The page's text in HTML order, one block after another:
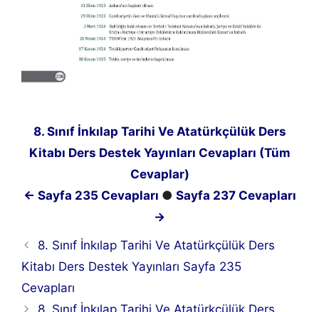
8. Sınıf İnkılap Tarihi Ve Atatürkçülük Ders
Kitabı Ders Destek Yayınları Cevapları (Tüm
Cevaplar)
← Sayfa 235 Cevapları ● Sayfa 237 Cevapları
→
8. Sınıf İnkılap Tarihi Ve Atatürkçülük Ders
Kitabı Ders Destek Yayınları Sayfa 235
Cevapları